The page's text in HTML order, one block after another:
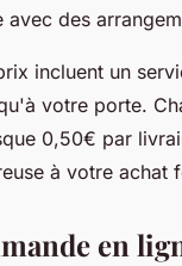
des
incluent un
votre porte.
0,50€ par
à votre achat
en